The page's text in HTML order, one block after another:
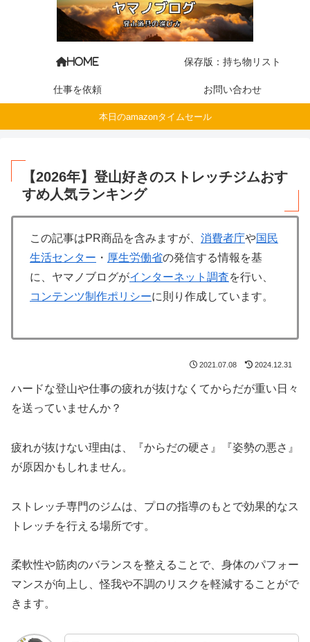
HOME 保存版：持ち物リスト
仕事を依頼 お問い合わせ
本日のamazonタイムセール
【2026年】登山好きのストレッチジムおす
すめ人気ランキング
この記事はPR商品を含みますが、 消費者庁や国民
生活センター ・ 厚生労働省の発信する情報を基
に、ヤマノブログがインターネット調査を行い、
コンテンツ制作ポリシーに則り作成しています。
2021.07.08 2024.12.31
ハードな登山や仕事の疲れが抜けなくてからだが重い日々
を送っていませんか？
疲れが抜けない理由は、『からだの硬さ』『姿勢の悪さ』
が原因かもしれません。
ストレッチ専門のジムは、プロの指導のもとで効果的なス
トレッチを行える場所です。
柔軟性や筋肉のバランスを整えることで、身体のパフォー
マンスが向上し、怪我や不調のリスクを軽減することがで
きます。